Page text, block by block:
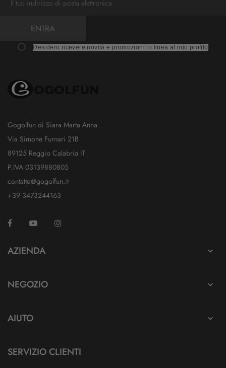
ENTRA
Desidero ricevere novità e promozioni in linea al mio profilo
Gogolfun di Siara Marta Anna
Via Simone Furnari 21B
89125 Reggio Calabria IT
P.IVA 03139880805
contatto@gogolfun.it
+39 3473244163
Facebook YouTube
AZIENDA 
NEGOZIO 
AIUTO 
SERVIZIO CLIENTI